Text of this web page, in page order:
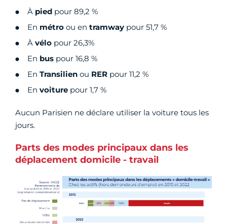
À pied pour 89,2 %
En métro ou en tramway pour 51,7 %
À vélo pour 26,3%
En bus pour 16,8 %
En Transilien ou RER pour 11,2 %
En voiture pour 1,7 %
Aucun Parisien ne déclare utiliser la voiture tous les
jours.
Parts des modes principaux dans les
déplacement domicile - travail